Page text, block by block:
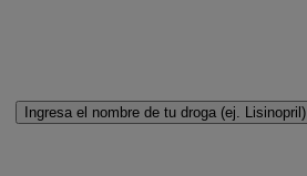
Ingresa el nombre de tu droga (ej. Lisinopril)